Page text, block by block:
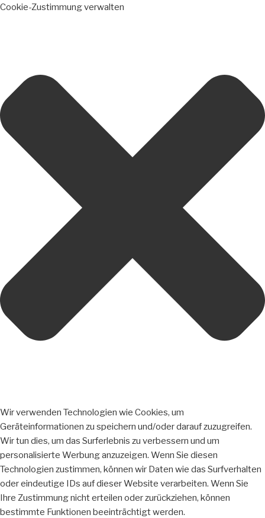
Cookie-Zustimmung verwalten
Wir verwenden Technologien wie Cookies, um
Geräteinformationen zu speichern und/oder darauf zuzugreifen.
Wir tun dies, um das Surferlebnis zu verbessern und um
personalisierte Werbung anzuzeigen. Wenn Sie diesen
Technologien zustimmen, können wir Daten wie das Surfverhalten
oder eindeutige IDs auf dieser Website verarbeiten. Wenn Sie
Ihre Zustimmung nicht erteilen oder zurückziehen, können
bestimmte Funktionen beeinträchtigt werden.